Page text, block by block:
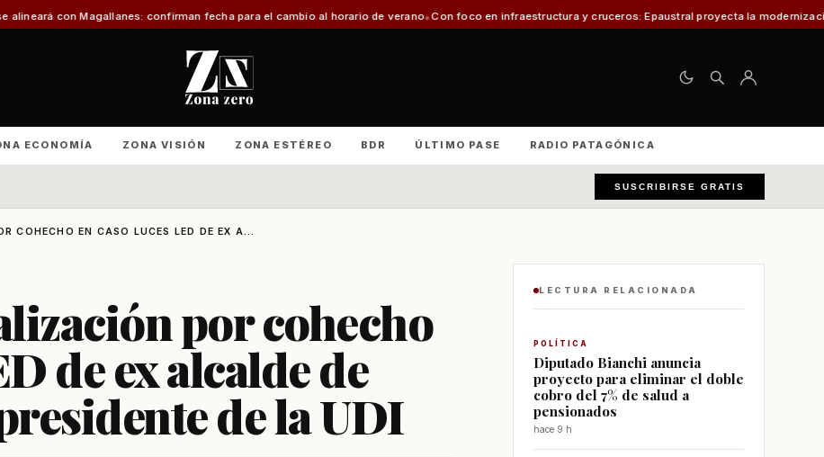
confirman fecha para el cambio al horario de verano Con foco en infraestructura y cruceros: Epaustral proyecta la modernización portuaria para el
ECONOMÍA ZONA VISIÓN ZONA ESTÉREO BDR ÚLTIMO PASE RADIO PATAGÓNICA
SUSCRIBIRSE GRATIS
COHECHO EN CASO LUCES LED DE EX A...
por cohecho
de ex alcalde de
de la UDI
LECTURA RELACIONADA
POLÍTICA
Diputado Bianchi anuncia
proyecto para eliminar el doble
cobro del 7% de salud a
pensionados
hace 9 h